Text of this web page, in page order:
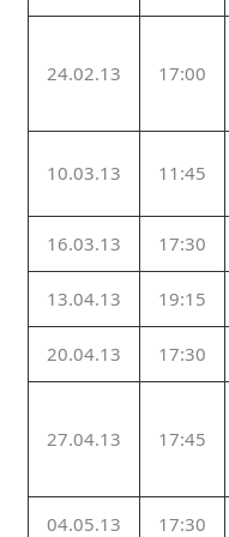
24.02.13 17:00
10.03.13 11:45
16.03.13 17:30
13.04.13 19:15
20.04.13 17:30
27.04.13 17:45
04.05.13 17:30